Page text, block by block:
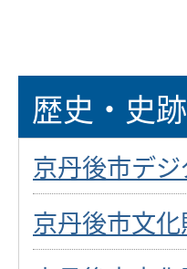
歴史・史
京丹後市デ
京丹後市文